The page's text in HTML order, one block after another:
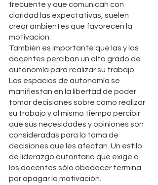
frecuente y que comunican con
claridad las expectativas, suelen
crear ambientes que favorecen la
motivación.
También es importante que las y los
docentes perciban un alto grado de
autonomía para realizar su trabajo.
Los espacios de autonomía se
manifiestan en la libertad de poder
tomar decisiones sobre cómo realizar
su trabajo y al mismo tiempo percibir
que sus necesidades y opiniones son
consideradas para la toma de
decisiones que les afectan. Un estilo
de liderazgo autoritario que exige a
los docentes sólo obedecer termina
por apagar la motivación.